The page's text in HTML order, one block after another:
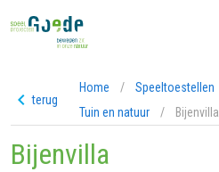
terug
Home / Speeltoestellen
Tuin en natuur
/ Bijenvilla
Bijenvilla